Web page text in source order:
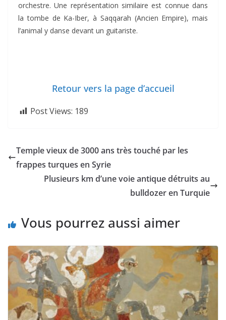
orchestre. Une représentation similaire est connue dans
la tombe de Ka-Iber, à Saqqarah (Ancien Empire), mais
l’animal y danse devant un guitariste.
Retour vers la page d’accueil
Post Views: 189
Temple vieux de 3000 ans très touché par les
frappes turques en Syrie
Plusieurs km d’une voie antique détruits au
bulldozer en Turquie
Vous pourrez aussi aimer